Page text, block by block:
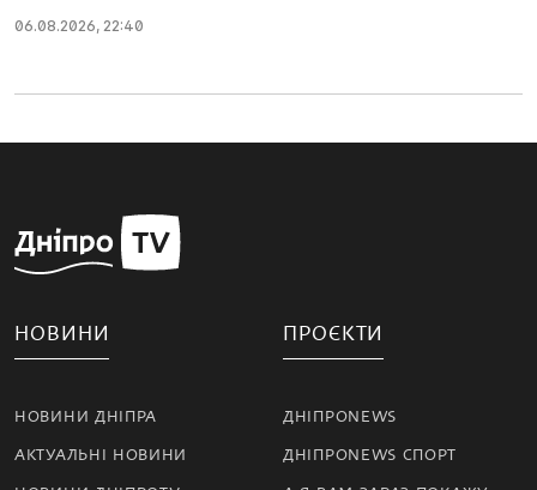
06.08.2026, 22:40
НОВИНИ
НОВИНИ ДНІПРА
АКТУАЛЬНІ НОВИНИ
ПРОЄКТИ
ДНІПРОNEWS
ДНІПРОNEWS СПОРТ